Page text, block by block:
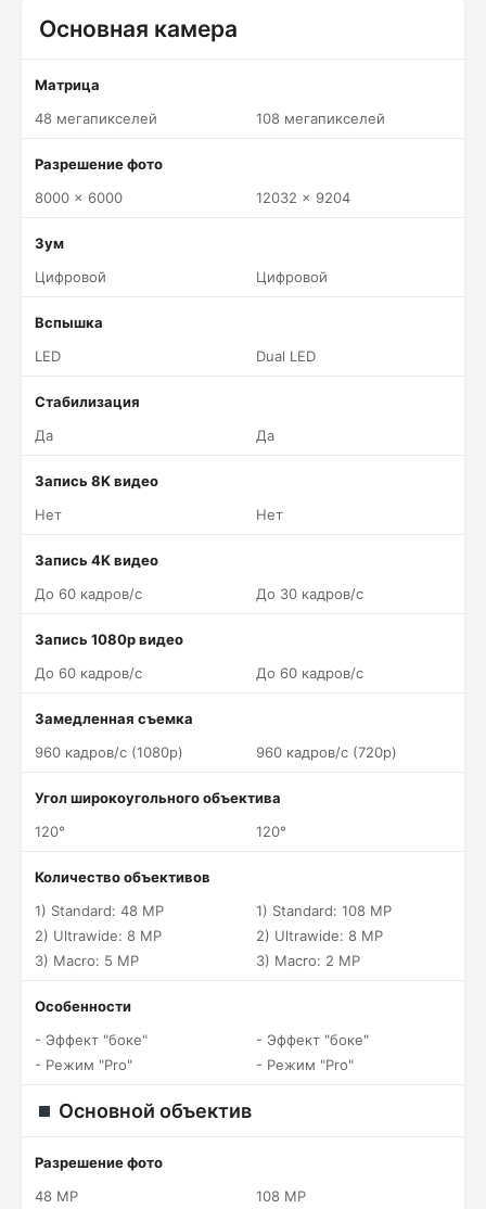
Основная камера
Матрица
48 мегапикселей
108 мегапикселей
Разрешение фото
8000 x 6000
12032 x 9204
Зум
Цифровой
Цифровой
Вспышка
LED
Dual LED
Стабилизация
Да
Да
Запись 8K видео
Нет
Нет
Запись 4K видео
До 60 кадров/c
До 30 кадров/c
Запись 1080p видео
До 60 кадров/c
До 60 кадров/c
Замедленная съемка
960 кадров/c (1080p)
960 кадров/c (720p)
Угол широкоугольного объектива
120°
120°
Количество объективов
1) Standard: 48 MP
2) Ultrawide: 8 MP
3) Macro: 5 MP
1) Standard: 108 MP
2) Ultrawide: 8 MP
3) Macro: 2 MP
Особенности
- Эффект "боке"
- Режим "Pro"
- Эффект "боке"
- Режим "Pro"
Основной объектив
Разрешение фото
48 MP
108 MP